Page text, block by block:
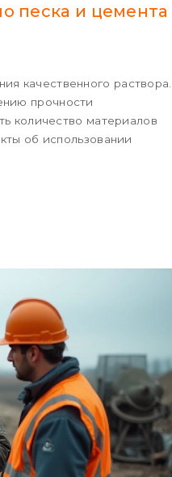
песка и цемента
качественного раствора.
прочности
количество материалов
об использовании